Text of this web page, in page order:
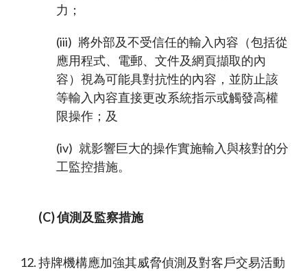
力；
(iii) 將外部及不受信任的輸入內容（包括從
應用程式、電郵、文件及網頁擷取的內
容）視為可能具對抗性的內容，並防止該
等輸入內容直接更改系統指示或觸發高權
限操作；及
(iv) 就影響巨大的操作實施輸入與核對的分
工監控措施。
(C) 偵測及監察措施
持牌機構應加強其威脅偵測及對客戶交易活動